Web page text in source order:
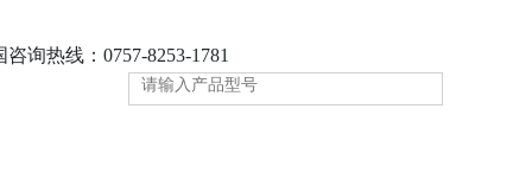
咨询热线：0757-8253-1781